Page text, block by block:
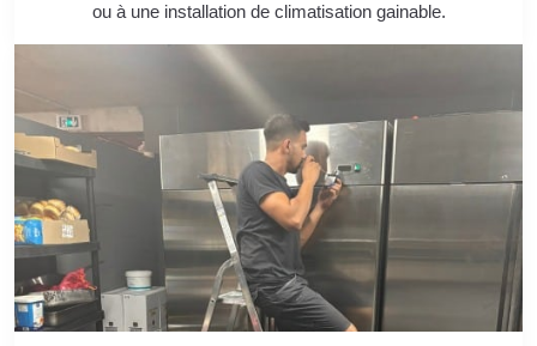
ou à une installation de climatisation gainable.